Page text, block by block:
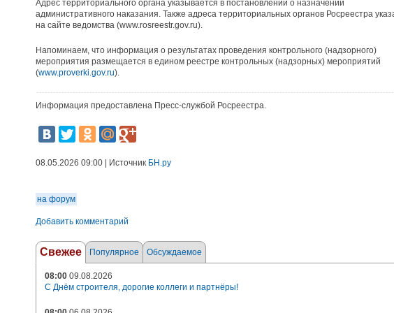
Адрес территориального органа указывается в постановлении о назначении
административного наказания. Также адреса территориальных органов Росреестра
на сайте ведомства (www.rosreestr.gov.ru).
Напоминаем, что информация о результатах проведения контрольного (надзорного)
мероприятия размещается в едином реестре контрольных (надзорных) мероприятий
(www.proverki.gov.ru).
Информация предоставлена Пресс-службой Росреестра.
08.05.2026 09:00 | Источник БН.ру
на форум
Добавить комментарий
Свежее Популярное Обсуждаемое
08:00 09.08.2026
С Днём строителя, дорогие коллеги и партнёры!